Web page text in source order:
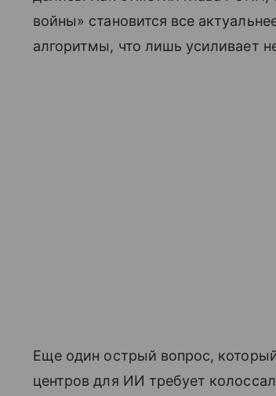
войны» становится все
алгоритмы, что лишь усиливает
Еще один острый вопрос,
центров для ИИ требует